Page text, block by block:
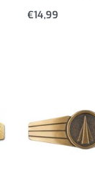
€14,99